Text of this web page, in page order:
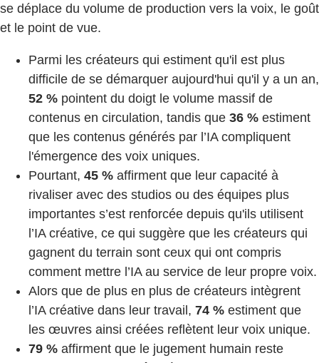
se déplace du volume de production vers la voix, le goût
et le point de vue.
Parmi les créateurs qui estiment qu'il est plus
difficile de se démarquer aujourd'hui qu'il y a un an,
52 % pointent du doigt le volume massif de
contenus en circulation, tandis que 36 % estiment
que les contenus générés par l’IA compliquent
l'émergence des voix uniques.
Pourtant, 45 % affirment que leur capacité à
rivaliser avec des studios ou des équipes plus
importantes s’est renforcée depuis qu'ils utilisent
l’IA créative, ce qui suggère que les créateurs qui
gagnent du terrain sont ceux qui ont compris
comment mettre l’IA au service de leur propre voix.
Alors que de plus en plus de créateurs intègrent
l’IA créative dans leur travail, 74 % estiment que
les œuvres ainsi créées reflètent leur voix unique.
79 % affirment que le jugement humain reste